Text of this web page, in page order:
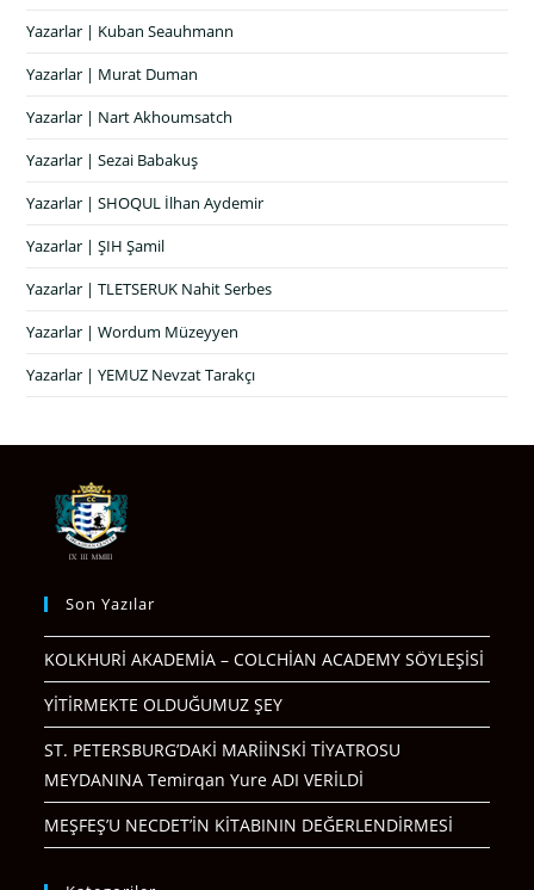
Yazarlar | Kuban Seauhmann
Yazarlar | Murat Duman
Yazarlar | Nart Akhoumsatch
Yazarlar | Sezai Babakuş
Yazarlar | SHOQUL İlhan Aydemir
Yazarlar | ŞIH Şamil
Yazarlar | TLETSERUK Nahit Serbes
Yazarlar | Wordum Müzeyyen
Yazarlar | YEMUZ Nevzat Tarakçı
Son Yazılar
KOLKHURİ AKADEMİA – COLCHİAN ACADEMY SÖYLEŞİSİ
YİTİRMEKTE OLDUĞUMUZ ŞEY
ST. PETERSBURG’DAKİ MARİİNSKİ TİYATROSU
MEYDANINA Temirqan Yure ADI VERİLDİ
MEŞFEŞ’U NECDET’İN KİTABININ DEĞERLENDİRMESİ